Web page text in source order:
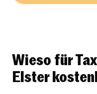
Wieso für
Elster